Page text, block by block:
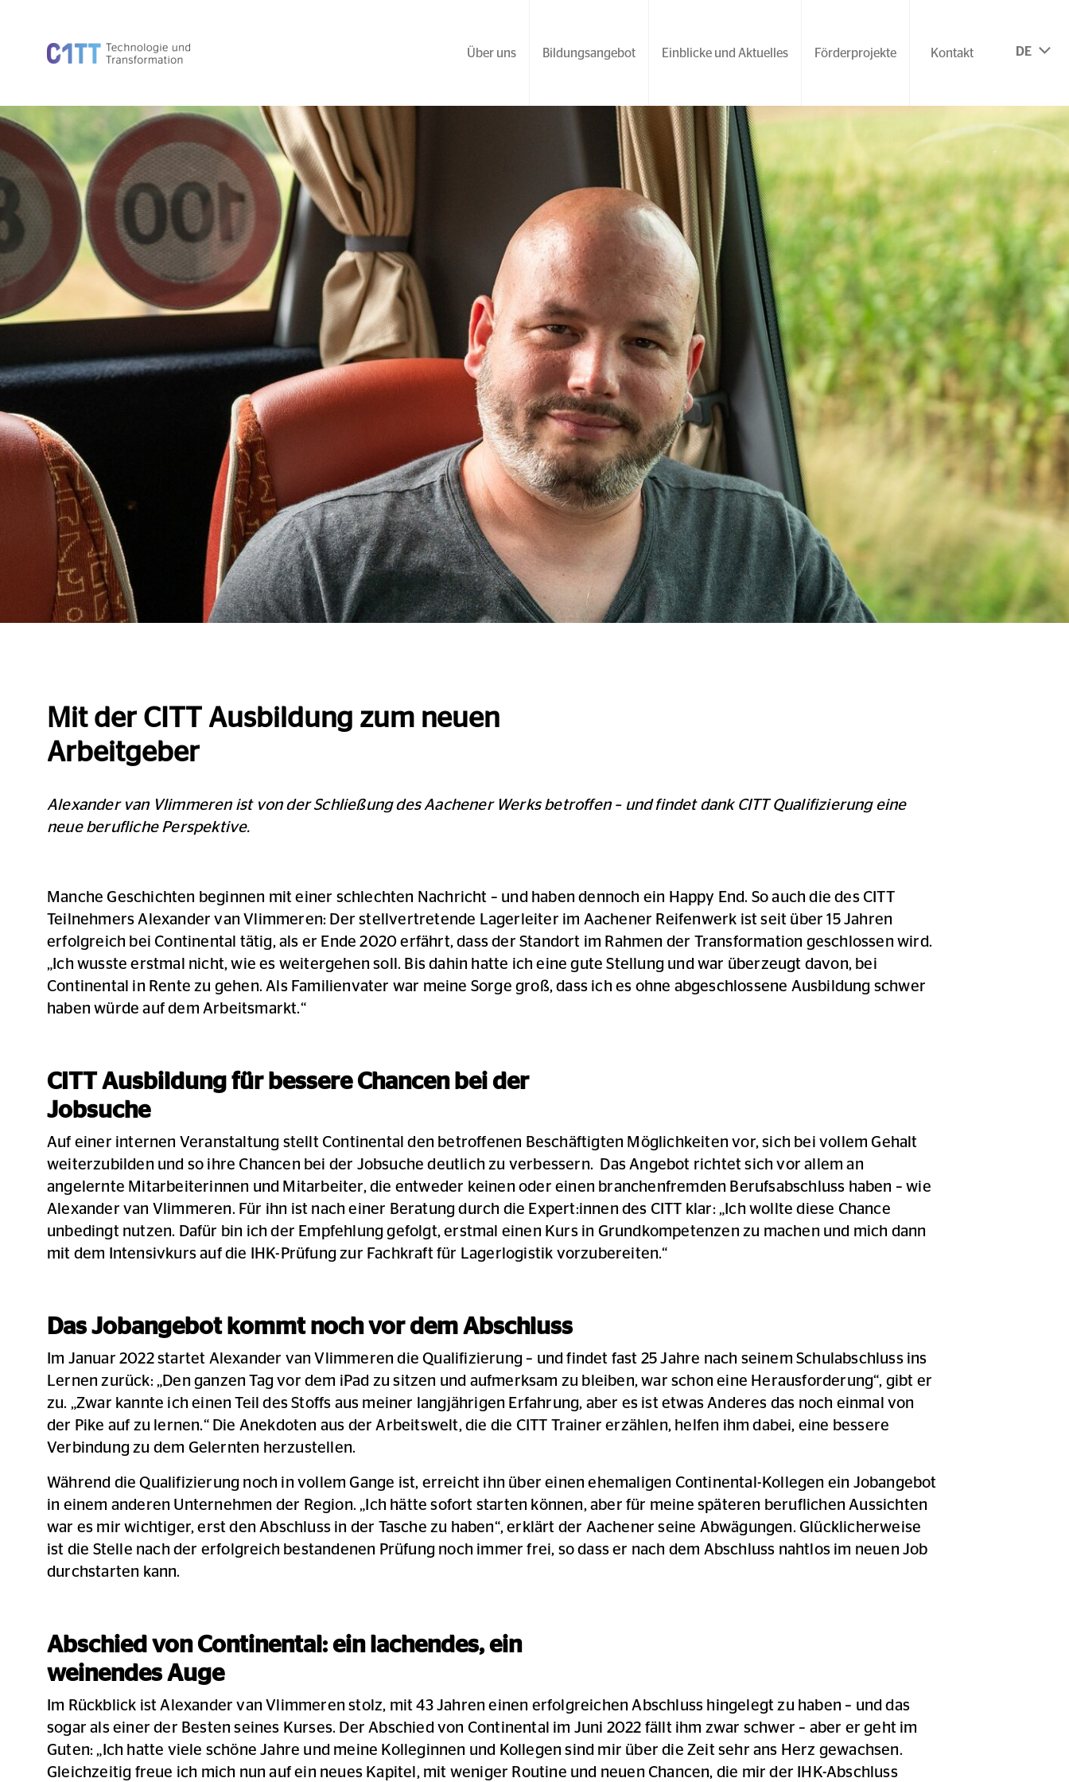
Über uns Bildungsangebot Einblicke und Aktuelles Förderprojekte Kontakt DE
Mit der CITT Ausbildung zum neuen
Arbeitgeber
Alexander van Vlimmeren ist von der Schließung des Aachener Werks betroffen – und findet dank CITT Qualifizierung eine
neue berufliche Perspektive.
Manche Geschichten beginnen mit einer schlechten Nachricht – und haben dennoch ein Happy End. So auch die des CITT
Teilnehmers Alexander van Vlimmeren: Der stellvertretende Lagerleiter im Aachener Reifenwerk ist seit über 15 Jahren
erfolgreich bei Continental tätig, als er Ende 2020 erfährt, dass der Standort im Rahmen der Transformation geschlossen wird.
„Ich wusste erstmal nicht, wie es weitergehen soll. Bis dahin hatte ich eine gute Stellung und war überzeugt davon, bei
Continental in Rente zu gehen. Als Familienvater war meine Sorge groß, dass ich es ohne abgeschlossene Ausbildung schwer
haben würde auf dem Arbeitsmarkt.“
CITT Ausbildung für bessere Chancen bei der
Jobsuche
Auf einer internen Veranstaltung stellt Continental den betroffenen Beschäftigten Möglichkeiten vor, sich bei vollem Gehalt
weiterzubilden und so ihre Chancen bei der Jobsuche deutlich zu verbessern. Das Angebot richtet sich vor allem an
angelernte Mitarbeiterinnen und Mitarbeiter, die entweder keinen oder einen branchenfremden Berufsabschluss haben – wie
Alexander van Vlimmeren. Für ihn ist nach einer Beratung durch die Expert:innen des CITT klar: „Ich wollte diese Chance
unbedingt nutzen. Dafür bin ich der Empfehlung gefolgt, erstmal einen Kurs in Grundkompetenzen zu machen und mich dann
mit dem Intensivkurs auf die IHK-Prüfung zur Fachkraft für Lagerlogistik vorzubereiten.“
Das Jobangebot kommt noch vor dem Abschluss
Im Januar 2022 startet Alexander van Vlimmeren die Qualifizierung – und findet fast 25 Jahre nach seinem Schulabschluss ins
Lernen zurück: „Den ganzen Tag vor dem iPad zu sitzen und aufmerksam zu bleiben, war schon eine Herausforderung“, gibt er
zu. „Zwar kannte ich einen Teil des Stoffs aus meiner langjährigen Erfahrung, aber es ist etwas Anderes das noch einmal von
der Pike auf zu lernen.“ Die Anekdoten aus der Arbeitswelt, die die CITT Trainer erzählen, helfen ihm dabei, eine bessere
Verbindung zu dem Gelernten herzustellen.
Während die Qualifizierung noch in vollem Gange ist, erreicht ihn über einen ehemaligen Continental-Kollegen ein Jobangebot
in einem anderen Unternehmen der Region. „Ich hätte sofort starten können, aber für meine späteren beruflichen Aussichten
war es mir wichtiger, erst den Abschluss in der Tasche zu haben“, erklärt der Aachener seine Abwägungen. Glücklicherweise
ist die Stelle nach der erfolgreich bestandenen Prüfung noch immer frei, so dass er nach dem Abschluss nahtlos im neuen Job
durchstarten kann.
Abschied von Continental: ein lachendes, ein
weinendes Auge
Im Rückblick ist Alexander van Vlimmeren stolz, mit 43 Jahren einen erfolgreichen Abschluss hingelegt zu haben – und das
sogar als einer der Besten seines Kurses. Der Abschied von Continental im Juni 2022 fällt ihm zwar schwer – aber er geht im
Guten: „Ich hatte viele schöne Jahre und meine Kolleginnen und Kollegen sind mir über die Zeit sehr ans Herz gewachsen.
Gleichzeitig freue ich mich nun auf ein neues Kapitel, mit weniger Routine und neuen Chancen, die mir der IHK-Abschluss